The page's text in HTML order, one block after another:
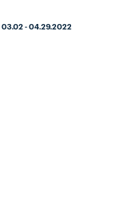
03.02 - 04.29.2022